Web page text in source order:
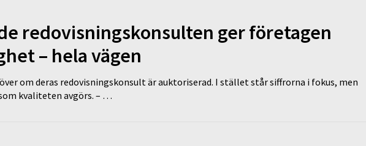
redovisningskonsulten ger företagen
– hela vägen
om deras redovisningskonsult är auktoriserad. I stället står siffrorna i fokus, men
kvaliteten avgörs. – …